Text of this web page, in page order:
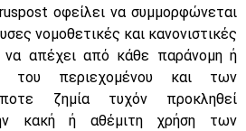
οφείλει να συμμορφώνεται
νομοθετικές και κανονιστικές
να απέχει από κάθε παράνομη ή
του περιεχομένου και των
ζημία τυχόν προκληθεί
κακή ή αθέμιτη χρήση των